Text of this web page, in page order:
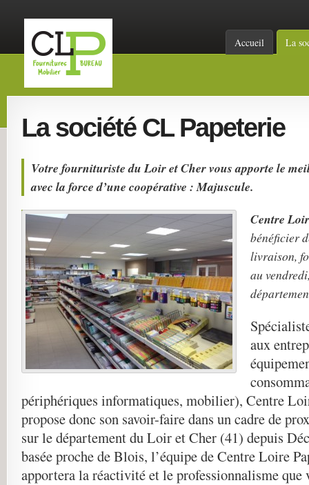
Accueil La
La société CL Papeterie
Votre fournituriste du Loir et Cher vous apporte le
avec la force d’une coopérative : Majuscule.
Centre
bénéficier
livraison,
au
aux
périphériques informatiques, mobilier), Centre
propose donc son savoir-faire dans un cadre de
sur le département du Loir et Cher (41) depuis
basée proche de Blois, l’équipe de Centre Loire
apportera la réactivité et le professionnalisme que